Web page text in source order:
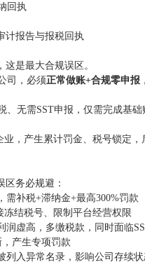
回执
计报告与报税回执
这是最大合规误区。
司，必须正常做账+合规零申报
无需SST申报，仅需完成基
，产生累计罚金、税号锁定
务必规避：
需补税+滞纳金+最高300%罚款
冻结税号、限制平台经营权限
润虚高，多缴税款，同时面临
，产生专项罚款
列入异常名录，影响公司存续